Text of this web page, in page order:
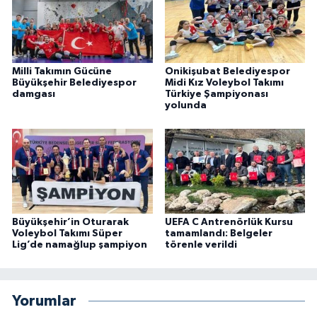
Milli Takımın Gücüne
Büyükşehir Belediyespor
damgası
Onikişubat Belediyespor
Midi Kız Voleybol Takımı
Türkiye Şampiyonası
yolunda
Büyükşehir’in Oturarak
Voleybol Takımı Süper
Lig’de namağlup şampiyon
UEFA C Antrenörlük Kursu
tamamlandı: Belgeler
törenle verildi
Yorumlar